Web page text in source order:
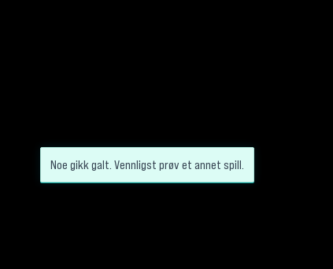
Noe gikk galt. Vennligst prøv et annet spill.